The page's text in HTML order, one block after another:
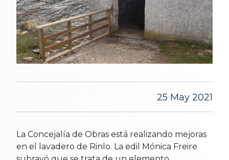
25 May 2021
La Concejalía de Obras está realizando mejoras
en el lavadero de Rinlo. La edil Mónica Freire